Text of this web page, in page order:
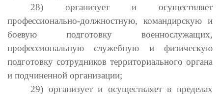
28) организует и осуществляет
профессионально-должностную, командирскую и
боевую подготовку военнослужащих,
профессиональную служебную и физическую
подготовку сотрудников территориального органа
и подчиненной организации;
29) организует и осуществляет в пределах